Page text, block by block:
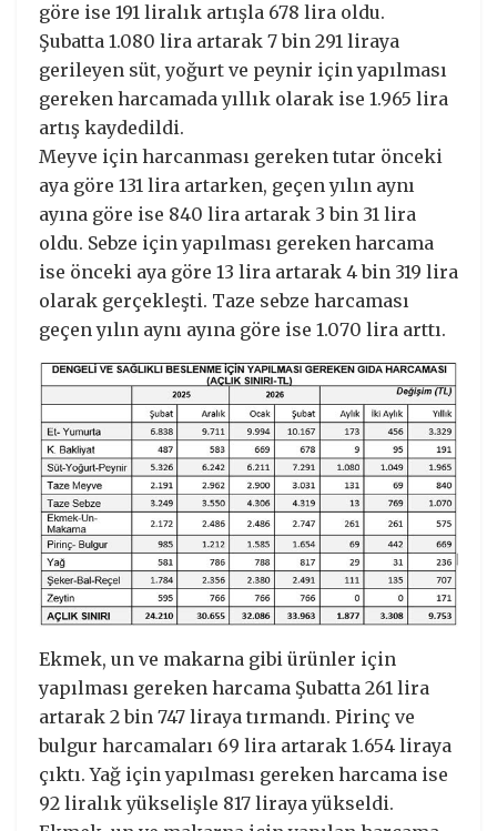
göre ise 191 liralık artışla 678 lira oldu.
Şubatta 1.080 lira artarak 7 bin 291 liraya
gerileyen süt, yoğurt ve peynir için yapılması
gereken harcamada yıllık olarak ise 1.965 lira
artış kaydedildi.
Meyve için harcanması gereken tutar önceki
aya göre 131 lira artarken, geçen yılın aynı
ayına göre ise 840 lira artarak 3 bin 31 lira
oldu. Sebze için yapılması gereken harcama
ise önceki aya göre 13 lira artarak 4 bin 319 lira
olarak gerçekleşti. Taze sebze harcaması
geçen yılın aynı ayına göre ise 1.070 lira arttı.
Ekmek, un ve makarna gibi ürünler için
yapılması gereken harcama Şubatta 261 lira
artarak 2 bin 747 liraya tırmandı. Pirinç ve
bulgur harcamaları 69 lira artarak 1.654 liraya
çıktı. Yağ için yapılması gereken harcama ise
92 liralık yükselişle 817 liraya yükseldi.